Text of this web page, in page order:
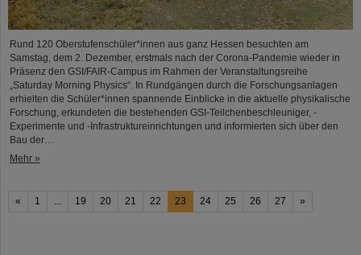
Rund 120 Oberstufenschüler*innen aus ganz Hessen besuchten am
Samstag, dem 2. Dezember, erstmals nach der Corona-Pandemie wieder in
Präsenz den GSI/FAIR-Campus im Rahmen der Veranstaltungsreihe
„Saturday Morning Physics“. In Rundgängen durch die Forschungsanlagen
erhielten die Schüler*innen spannende Einblicke in die aktuelle physikalische
Forschung, erkundeten die bestehenden GSI-Teilchenbeschleuniger, -
Experimente und -Infrastruktureinrichtungen und informierten sich über den
Bau der…
Mehr »
« 1 ... 19 20 21 22 23 24 25 26 27 »